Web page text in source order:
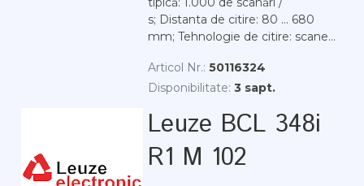
s; Distanta de citire: 80 ... 680
mm; Tehnologie de citire: scane...
Articol Nr.: 50116324
Disponibilitate: 3 sapt.
Leuze BCL 348i
R1 M 102